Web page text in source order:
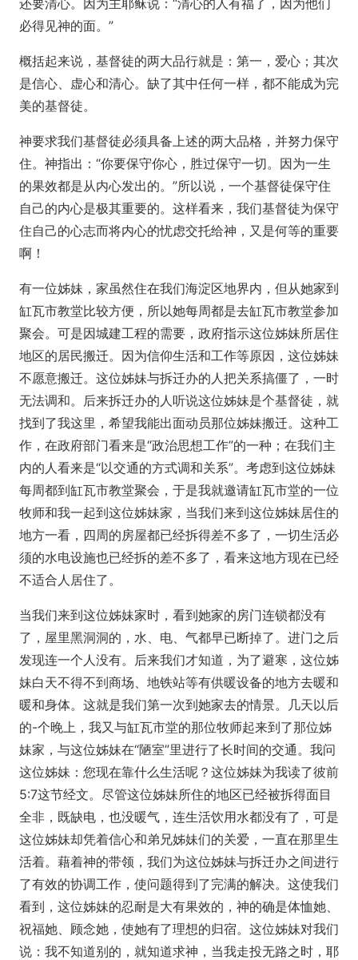
还要清心。因为主耶稣说：“清心的人有福了，因为他们
必得见神的面。”
概括起来说，基督徒的两大品行就是：第一，爱心；其次
是信心、虚心和清心。缺了其中任何一样，都不能成为完
美的基督徒。
神要求我们基督徒必须具备上述的两大品格，并努力保守
住。神指出：“你要保守你心，胜过保守一切。因为一生
的果效都是从内心发出的。”所以说，一个基督徒保守住
自己的内心是极其重要的。这样看来，我们基督徒为保守
住自己的心志而将内心的忧虑交托给神，又是何等的重要
啊！
有一位姊妹，家虽然住在我们海淀区地界内，但从她家到
缸瓦市教堂比较方便，所以她每周都是去缸瓦市教堂参加
聚会。可是因城建工程的需要，政府指示这位姊妹所居住
地区的居民搬迁。因为信仰生活和工作等原因，这位姊妹
不愿意搬迁。这位姊妹与拆迁办的人把关系搞僵了，一时
无法调和。后来拆迁办的人听说这位姊妹是个基督徒，就
找到了我这里，希望我能出面动员那位姊妹搬迁。这种工
作，在政府部门看来是“政治思想工作”的一种；在我们主
内的人看来是“以交通的方式调和关系”。考虑到这位姊妹
每周都到缸瓦市教堂聚会，于是我就邀请缸瓦市堂的一位
牧师和我一起到这位姊妹家，当我们来到这位姊妹居住的
地方一看，四周的房屋都已经拆得差不多了，一切生活必
须的水电设施也已经拆的差不多了，看来这地方现在已经
不适合人居住了。
当我们来到这位姊妹家时，看到她家的房门连锁都没有
了，屋里黑洞洞的，水、电、气都早已断掉了。进门之后
发现连一个人没有。后来我们才知道，为了避寒，这位姊
妹白天不得不到商场、地铁站等有供暖设备的地方去暖和
暖和身体。这就是我们第一次到她家去的情景。几天以后
的-个晚上，我又与缸瓦市堂的那位牧师起来到了那位姊
妹家，与这位姊妹在“陋室”里进行了长时间的交通。我问
这位姊妹：您现在靠什么生活呢？这位姊妹为我读了彼前
5:7这节经文。尽管这位姊妹所住的地区已经被拆得面目
全非，既缺电，也没暖气，连生活饮用水都没有了，可是
这位姊妹却凭着信心和弟兄姊妹们的关爱，一直在那里生
活着。藉着神的带领，我们为这位姊妹与拆迁办之间进行
了有效的协调工作，使问题得到了完满的解决。这使我们
看到，这位姊妹的忍耐是大有果效的，神的确是体恤她、
祝福她、顾念她，使她有了理想的归宿。这位姊妹对我们
说：我不知道别的，就知道求神，当我走投无路之时，耶